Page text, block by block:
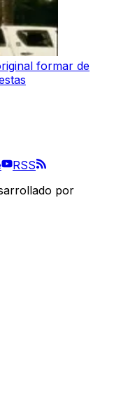
formar de
RSS
por